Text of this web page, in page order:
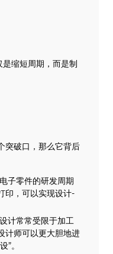
缩短周期，而是制
突破口，那么它背后
子零件的研发周期
印，可以实现设计-
计常常受限于加工
计师可以更大胆地进
”。